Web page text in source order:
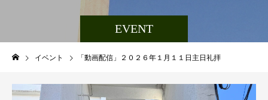
EVENT
イベント 「動画配信」２０２６年１月１１日主日礼拝